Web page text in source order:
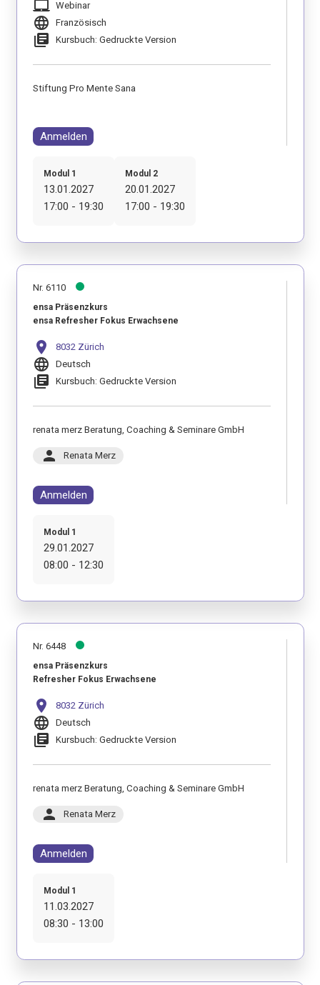
laptop_mac Webinar
language Französisch
library_books Kursbuch: Gedruckte Version
Stiftung Pro Mente Sana
Anmelden
Modul 1
13.01.2027
17:00 - 19:30
Modul 2
20.01.2027
17:00 - 19:30
Nr. 6110
ensa Präsenzkurs
ensa Refresher Fokus Erwachsene
location_on 8032 Zürich
language Deutsch
library_books Kursbuch: Gedruckte Version
renata merz Beratung, Coaching & Seminare GmbH
person Renata Merz
Anmelden
Modul 1
29.01.2027
08:00 - 12:30
Nr. 6448
ensa Präsenzkurs
Refresher Fokus Erwachsene
location_on 8032 Zürich
language Deutsch
library_books Kursbuch: Gedruckte Version
renata merz Beratung, Coaching & Seminare GmbH
person Renata Merz
Anmelden
Modul 1
11.03.2027
08:30 - 13:00